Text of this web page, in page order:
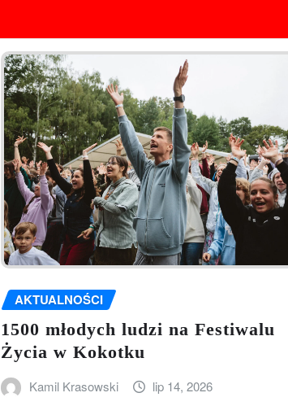
AKTUALNOŚCI
1500 młodych ludzi na Festiwalu
Życia w Kokotku
Kamil Krasowski lip 14, 2026